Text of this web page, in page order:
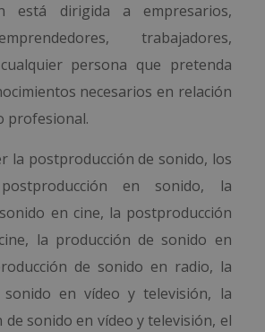
está dirigida a empresarios,
trabajadores,
persona que pretenda
necesarios en relación
profesional.
la postproducción de sonido, los
en sonido, la
en cine, la postproducción
la producción de sonido en
de sonido en radio, la
sonido en vídeo y televisión, la
sonido en vídeo y televisión, el